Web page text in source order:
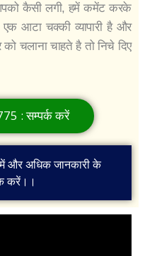
आपको कैसी लगी, हमें कमेंट करके
आटा चक्की व्यापारी है और
चलाना चाहते है तो निचे दिए
: सम्पर्क करें
और अधिक जानकारी के
करें।।